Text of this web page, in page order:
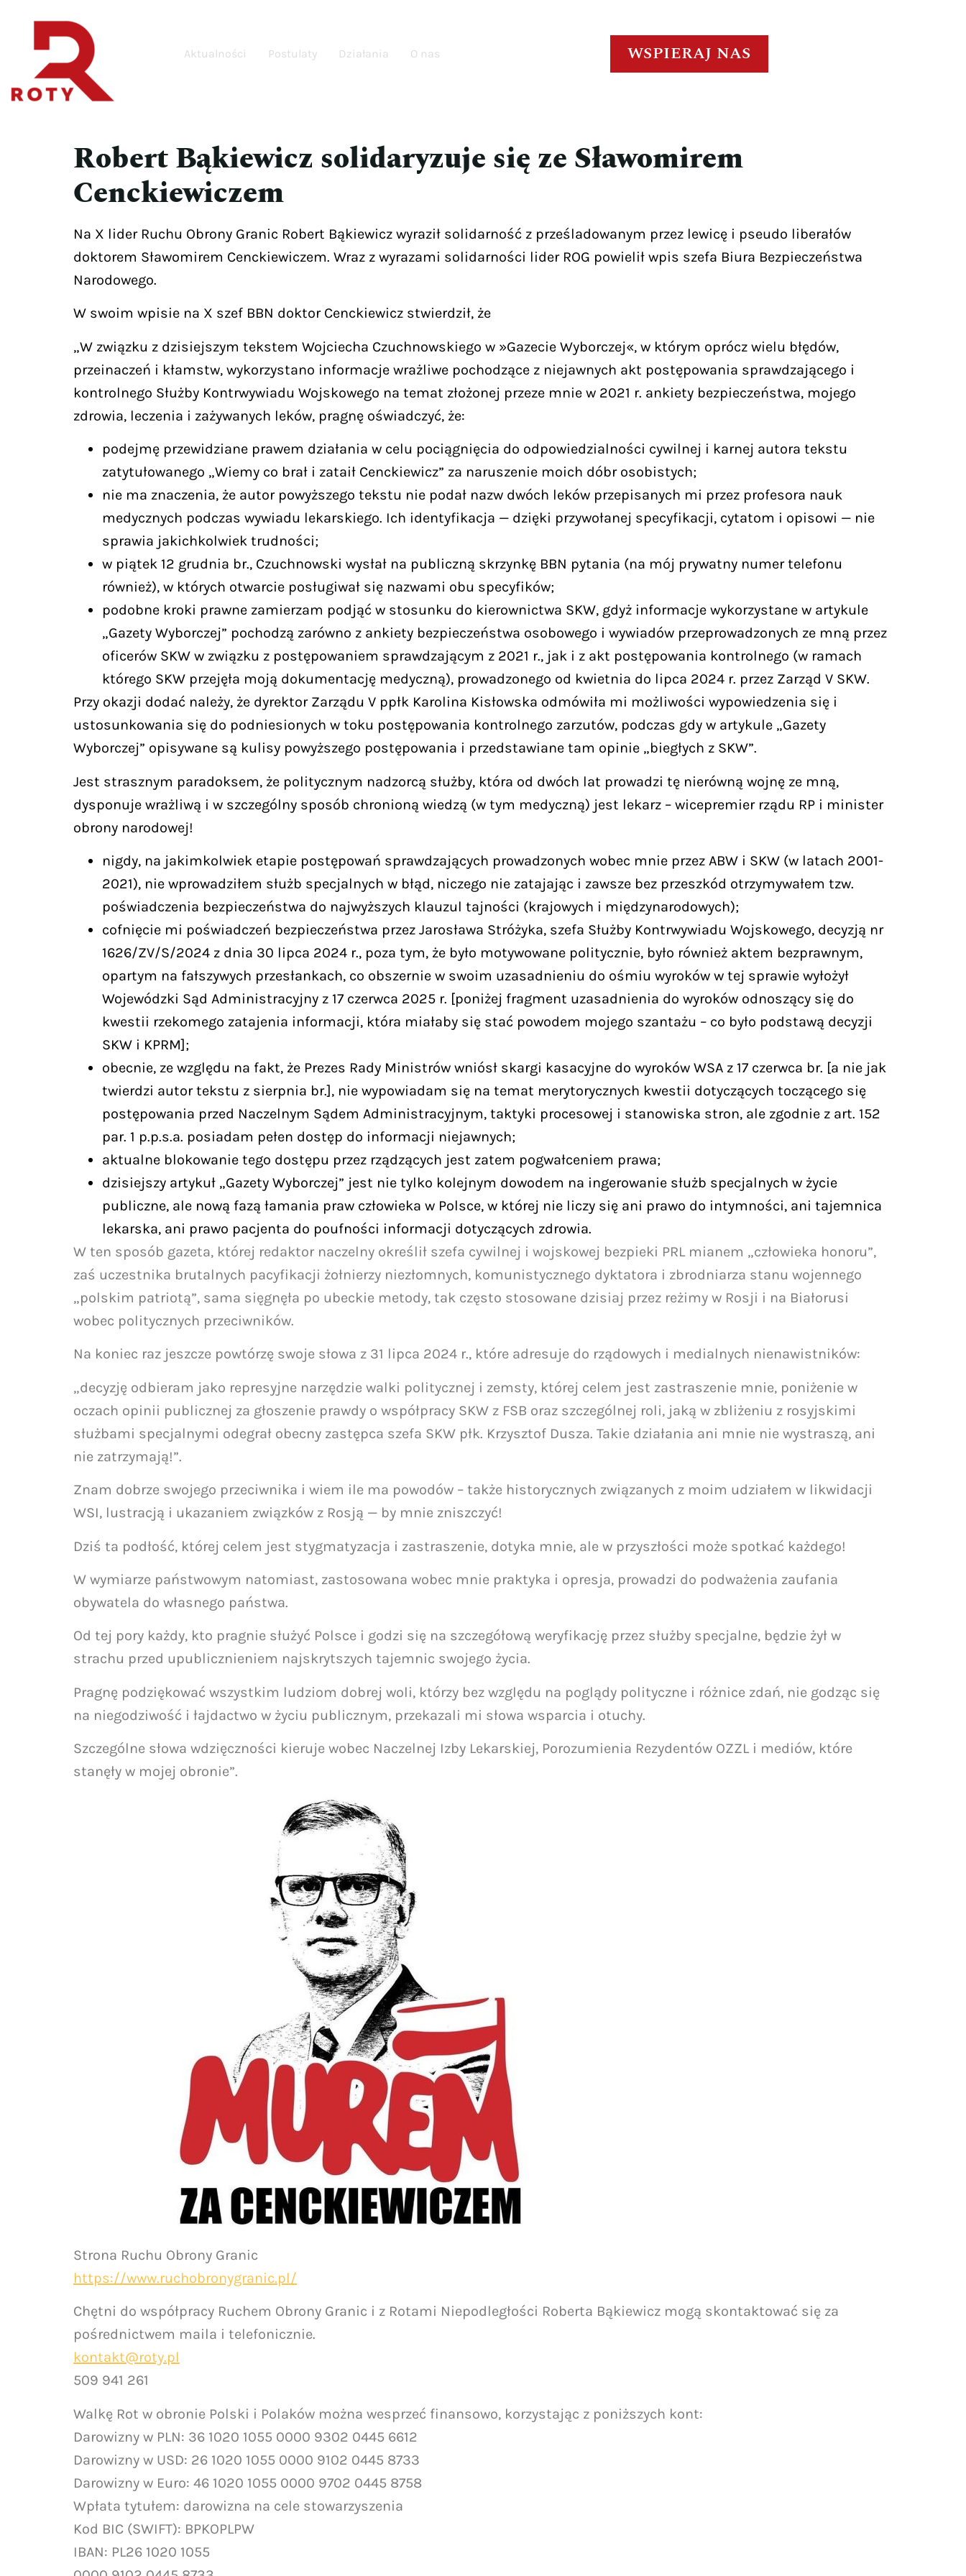
Aktualności Postulaty Działania O nas WSPIERAJ NAS
Robert Bąkiewicz solidaryzuje się ze Sławomirem
Cenckiewiczem
Na X lider Ruchu Obrony Granic Robert Bąkiewicz wyraził solidarność z prześladowanym przez lewicę i pseudo liberałów
doktorem Sławomirem Cenckiewiczem. Wraz z wyrazami solidarności lider ROG powielił wpis szefa Biura Bezpieczeństwa
Narodowego.
W swoim wpisie na X szef BBN doktor Cenckiewicz stwierdził, że
„W związku z dzisiejszym tekstem Wojciecha Czuchnowskiego w »Gazecie Wyborczej«, w którym oprócz wielu błędów,
przeinaczeń i kłamstw, wykorzystano informacje wrażliwe pochodzące z niejawnych akt postępowania sprawdzającego i
kontrolnego Służby Kontrwywiadu Wojskowego na temat złożonej przeze mnie w 2021 r. ankiety bezpieczeństwa, mojego
zdrowia, leczenia i zażywanych leków, pragnę oświadczyć, że:
podejmę przewidziane prawem działania w celu pociągnięcia do odpowiedzialności cywilnej i karnej autora tekstu
zatytułowanego „Wiemy co brał i zataił Cenckiewicz” za naruszenie moich dóbr osobistych;
nie ma znaczenia, że autor powyższego tekstu nie podał nazw dwóch leków przepisanych mi przez profesora nauk
medycznych podczas wywiadu lekarskiego. Ich identyfikacja — dzięki przywołanej specyfikacji, cytatom i opisowi — nie
sprawia jakichkolwiek trudności;
w piątek 12 grudnia br., Czuchnowski wysłał na publiczną skrzynkę BBN pytania (na mój prywatny numer telefonu
również), w których otwarcie posługiwał się nazwami obu specyfików;
podobne kroki prawne zamierzam podjąć w stosunku do kierownictwa SKW, gdyż informacje wykorzystane w artykule
„Gazety Wyborczej” pochodzą zarówno z ankiety bezpieczeństwa osobowego i wywiadów przeprowadzonych ze mną przez
oficerów SKW w związku z postępowaniem sprawdzającym z 2021 r., jak i z akt postępowania kontrolnego (w ramach
którego SKW przejęła moją dokumentację medyczną), prowadzonego od kwietnia do lipca 2024 r. przez Zarząd V SKW.
Przy okazji dodać należy, że dyrektor Zarządu V ppłk Karolina Kisłowska odmówiła mi możliwości wypowiedzenia się i
ustosunkowania się do podniesionych w toku postępowania kontrolnego zarzutów, podczas gdy w artykule „Gazety
Wyborczej” opisywane są kulisy powyższego postępowania i przedstawiane tam opinie „biegłych z SKW”.
Jest strasznym paradoksem, że politycznym nadzorcą służby, która od dwóch lat prowadzi tę nierówną wojnę ze mną,
dysponuje wrażliwą i w szczególny sposób chronioną wiedzą (w tym medyczną) jest lekarz – wicepremier rządu RP i minister
obrony narodowej!
nigdy, na jakimkolwiek etapie postępowań sprawdzających prowadzonych wobec mnie przez ABW i SKW (w latach 2001-
2021), nie wprowadziłem służb specjalnych w błąd, niczego nie zatajając i zawsze bez przeszkód otrzymywałem tzw.
poświadczenia bezpieczeństwa do najwyższych klauzul tajności (krajowych i międzynarodowych);
cofnięcie mi poświadczeń bezpieczeństwa przez Jarosława Stróżyka, szefa Służby Kontrwywiadu Wojskowego, decyzją nr
1626/ZV/S/2024 z dnia 30 lipca 2024 r., poza tym, że było motywowane politycznie, było również aktem bezprawnym,
opartym na fałszywych przesłankach, co obszernie w swoim uzasadnieniu do ośmiu wyroków w tej sprawie wyłożył
Wojewódzki Sąd Administracyjny z 17 czerwca 2025 r. [poniżej fragment uzasadnienia do wyroków odnoszący się do
kwestii rzekomego zatajenia informacji, która miałaby się stać powodem mojego szantażu – co było podstawą decyzji
SKW i KPRM];
obecnie, ze względu na fakt, że Prezes Rady Ministrów wniósł skargi kasacyjne do wyroków WSA z 17 czerwca br. [a nie jak
twierdzi autor tekstu z sierpnia br.], nie wypowiadam się na temat merytorycznych kwestii dotyczących toczącego się
postępowania przed Naczelnym Sądem Administracyjnym, taktyki procesowej i stanowiska stron, ale zgodnie z art. 152
par. 1 p.p.s.a. posiadam pełen dostęp do informacji niejawnych;
aktualne blokowanie tego dostępu przez rządzących jest zatem pogwałceniem prawa;
dzisiejszy artykuł „Gazety Wyborczej” jest nie tylko kolejnym dowodem na ingerowanie służb specjalnych w życie
publiczne, ale nową fazą łamania praw człowieka w Polsce, w której nie liczy się ani prawo do intymności, ani tajemnica
lekarska, ani prawo pacjenta do poufności informacji dotyczących zdrowia.
W ten sposób gazeta, której redaktor naczelny określił szefa cywilnej i wojskowej bezpieki PRL mianem „człowieka honoru”,
zaś uczestnika brutalnych pacyfikacji żołnierzy niezłomnych, komunistycznego dyktatora i zbrodniarza stanu wojennego
„polskim patriotą”, sama sięgnęła po ubeckie metody, tak często stosowane dzisiaj przez reżimy w Rosji i na Białorusi
wobec politycznych przeciwników.
Na koniec raz jeszcze powtórzę swoje słowa z 31 lipca 2024 r., które adresuje do rządowych i medialnych nienawistników:
„decyzję odbieram jako represyjne narzędzie walki politycznej i zemsty, której celem jest zastraszenie mnie, poniżenie w
oczach opinii publicznej za głoszenie prawdy o współpracy SKW z FSB oraz szczególnej roli, jaką w zbliżeniu z rosyjskimi
służbami specjalnymi odegrał obecny zastępca szefa SKW płk. Krzysztof Dusza. Takie działania ani mnie nie wystraszą, ani
nie zatrzymają!”.
Znam dobrze swojego przeciwnika i wiem ile ma powodów – także historycznych związanych z moim udziałem w likwidacji
WSI, lustracją i ukazaniem związków z Rosją — by mnie zniszczyć!
Dziś ta podłość, której celem jest stygmatyzacja i zastraszenie, dotyka mnie, ale w przyszłości może spotkać każdego!
W wymiarze państwowym natomiast, zastosowana wobec mnie praktyka i opresja, prowadzi do podważenia zaufania
obywatela do własnego państwa.
Od tej pory każdy, kto pragnie służyć Polsce i godzi się na szczegółową weryfikację przez służby specjalne, będzie żył w
strachu przed upublicznieniem najskrytszych tajemnic swojego życia.
Pragnę podziękować wszystkim ludziom dobrej woli, którzy bez względu na poglądy polityczne i różnice zdań, nie godząc się
na niegodziwość i łajdactwo w życiu publicznym, przekazali mi słowa wsparcia i otuchy.
Szczególne słowa wdzięczności kieruje wobec Naczelnej Izby Lekarskiej, Porozumienia Rezydentów OZZL i mediów, które
stanęły w mojej obronie”.
Strona Ruchu Obrony Granic
https://www.ruchobronygranic.pl/
Chętni do współpracy Ruchem Obrony Granic i z Rotami Niepodległości Roberta Bąkiewicz mogą skontaktować się za
pośrednictwem maila i telefonicznie.
kontakt@roty.pl
509 941 261
Walkę Rot w obronie Polski i Polaków można wesprzeć finansowo, korzystając z poniższych kont:
Darowizny w PLN: 36 1020 1055 0000 9302 0445 6612
Darowizny w USD: 26 1020 1055 0000 9102 0445 8733
Darowizny w Euro: 46 1020 1055 0000 9702 0445 8758
Wpłata tytułem: darowizna na cele stowarzyszenia
Kod BIC (SWIFT): BPKOPLPW
IBAN: PL26 1020 1055